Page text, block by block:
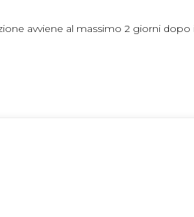
avviene al massimo 2 giorni